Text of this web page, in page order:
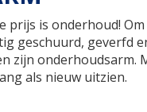
prijs is onderhoud! Om
geschuurd, geverfd
zijn onderhoudsarm.
als nieuw uitzien.